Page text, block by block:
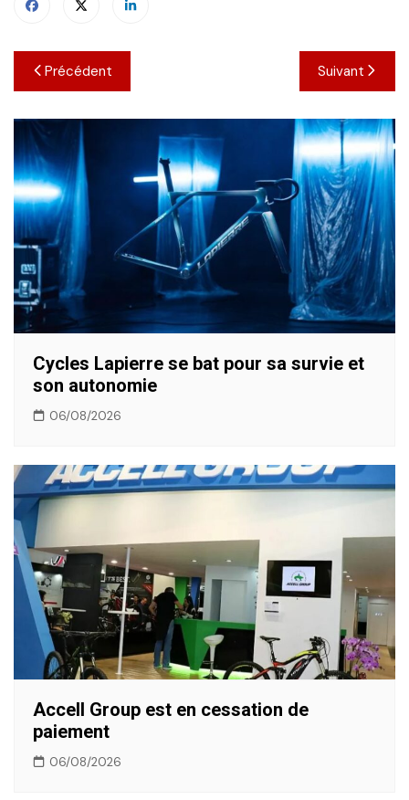
Navigation
de
l’article
Précédent Suivant
Cycles Lapierre se bat pour sa survie et
son autonomie
06/08/2026
Accell Group est en cessation de
paiement
06/08/2026